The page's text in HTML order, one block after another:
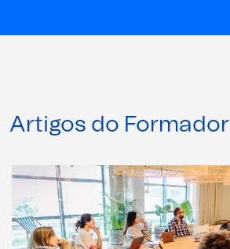
Artigos do Formador